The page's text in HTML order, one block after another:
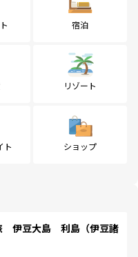
宿泊
リゾート
ト ショップ
伊豆大島 利島（伊豆諸